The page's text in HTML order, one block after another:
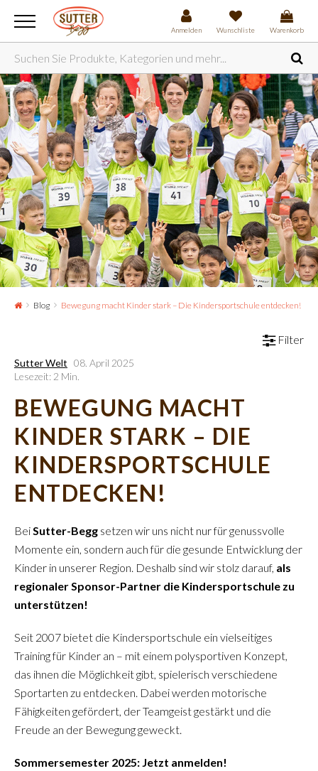
Anmelden Wunschliste Warenkorb
Blog Bewegung macht Kinder stark – Die Kindersportschule entdecken!
Filter
Sutter Welt 08. April 2025
Lesezeit: 2 Min.
BEWEGUNG MACHT
KINDER STARK – DIE
KINDERSPORTSCHULE
ENTDECKEN!
BeiSutter-Begg setzen wir uns nicht nur für genussvolle
Momente ein, sondern auch für die gesunde Entwicklung der
Kinder in unserer Region. Deshalb sind wir stolz darauf, als
regionaler Sponsor-Partner die Kindersportschule zu
unterstützen!
Seit 2007 bietet die Kindersportschule ein vielseitiges
Training für Kinder an – mit einem polysportiven Konzept,
das ihnen die Möglichkeit gibt, spielerisch verschiedene
Sportarten zu entdecken. Dabei werden motorische
Fähigkeiten gefördert, der Teamgeist gestärkt und die
Freude an der Bewegung geweckt.
Sommersemester 2025: Jetzt anmelden!